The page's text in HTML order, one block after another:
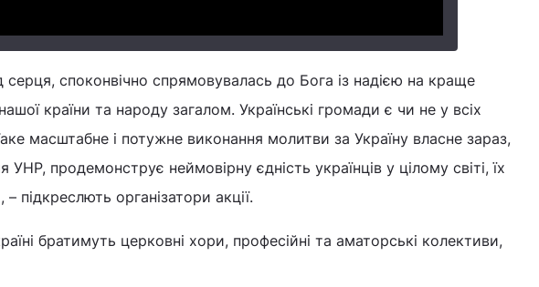
споконвічно спрямовувалась до Бога із надією на краще
країни та народу загалом. Українські громади є чи не у всіх
масштабне і потужне виконання молитви за Україну власне зараз,
УНР, продемонструє неймовірну єдність українців у цілому світі, їх
– підкреслють організатори акції.
братимуть церковні хори, професійні та аматорські колективи,